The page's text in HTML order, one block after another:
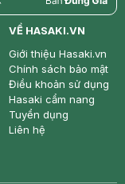
price
VỀ HASAKI.VN
Giới thiệu Hasaki.vn
Chính sách bảo mật
Điều khoản sử dụng
Hasaki cẩm nang
Tuyển dụng
Liên hệ